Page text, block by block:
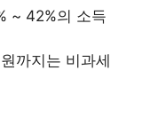
~ 42%의 소득
까지는 비과세